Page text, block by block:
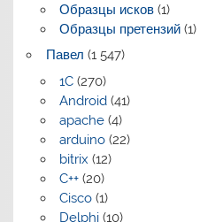
Образцы исков(1)
Образцы претензий(1)
Павел (1 547)
1C(270)
Android(41)
apache(4)
arduino(22)
bitrix (12)
C++(20)
Cisco(1)
Delphi(10)